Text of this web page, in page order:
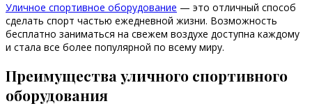
Уличное спортивное оборудование — это отличный способ
сделать спорт частью ежедневной жизни. Возможность
бесплатно заниматься на свежем воздухе доступна каждому
и стала все более популярной по всему миру.
Преимущества уличного спортивного
оборудования